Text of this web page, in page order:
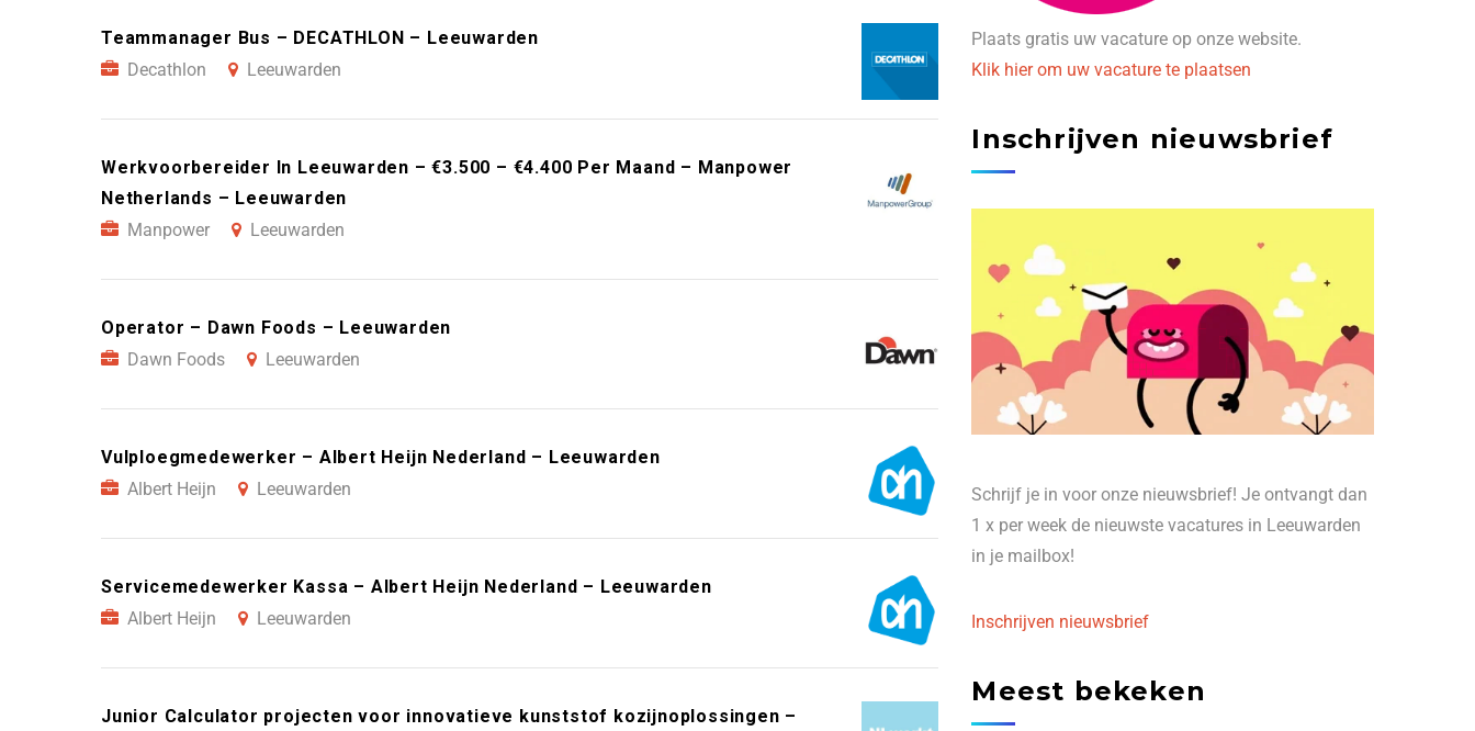
Teammanager Bus – DECATHLON – Leeuwarden
Decathlon
Leeuwarden
Werkvoorbereider In Leeuwarden – €3.500 – €4.400 Per Maand – Manpower
Netherlands – Leeuwarden
Manpower
Leeuwarden
Operator – Dawn Foods – Leeuwarden
Dawn Foods
Leeuwarden
Vulploegmedewerker – Albert Heijn Nederland – Leeuwarden
Albert Heijn
Leeuwarden
Servicemedewerker Kassa – Albert Heijn Nederland – Leeuwarden
Albert Heijn
Leeuwarden
Junior Calculator projecten voor innovatieve kunststof kozijnoplossingen –
Plaats gratis uw vacature op onze website.
Klik hier om uw vacature te plaatsen
Inschrijven nieuwsbrief
Schrijf je in voor onze nieuwsbrief! Je ontvangt dan
1 x per week de nieuwste vacatures in Leeuwarden
in je mailbox!
Inschrijven nieuwsbrief
Meest bekeken